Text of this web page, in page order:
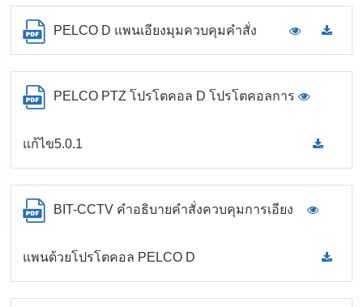
PELCO D แพนเอียงมุมควบคุมคำสั่ง
PELCO PTZ โปรโตคอล D โปรโตคอลการ
แก้ไข5.0.1
BIT-CCTV คำอธิบายคำสั่งควบคุมการเอียง
แพนด้วยโปรโตคอล PELCO D